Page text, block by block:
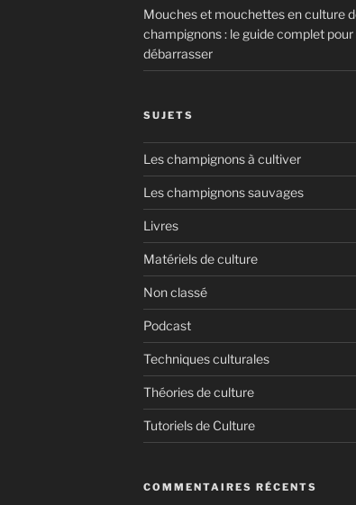
Mouches et mouchettes en culture
champignons : le guide complet pour
débarrasser
SUJETS
Les champignons à cultiver
Les champignons sauvages
Livres
Matériels de culture
Non classé
Podcast
Techniques culturales
Théories de culture
Tutoriels de Culture
COMMENTAIRES RÉCENTS